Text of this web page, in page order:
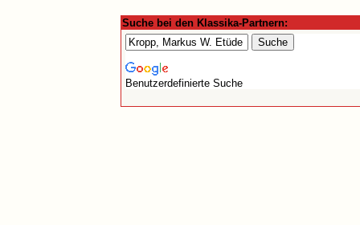
Suche bei den Klassika-Partnern:
Benutzerdefinierte Suche